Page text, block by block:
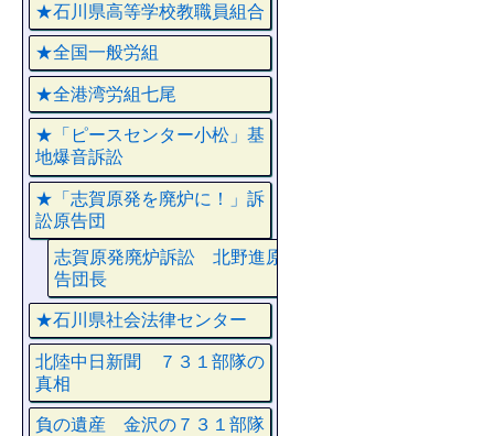
★石川県高等学校教職員組合
★全国一般労組
★全港湾労組七尾
★「ピースセンター小松」基
地爆音訴訟
★「志賀原発を廃炉に！」訴
訟原告団
志賀原発廃炉訴訟 北野進原
告団長
★石川県社会法律センター
北陸中日新聞 ７３１部隊の
真相
負の遺産 金沢の７３１部隊